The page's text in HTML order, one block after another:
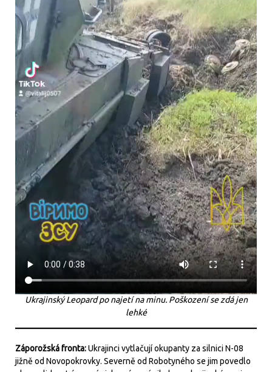
Ukrajinský Leopard po najetí na minu. Poškození se zdá jen
lehké
Záporožská fronta:Ukrajinci vytlačují okupanty za silnici N-08
jižně od Novopokrovky. Severně od Robotyného se jim povedlo